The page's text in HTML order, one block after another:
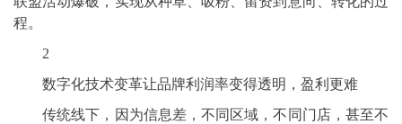
程。
2
数字化技术变革让品牌利润率变得透明，盈利更难
传统线下，因为信息差，不同区域，不同门店，甚至不